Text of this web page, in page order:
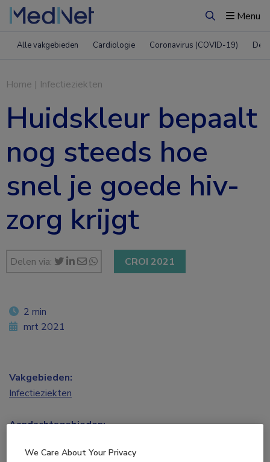
ZoekenMenu
Alle vakgebieden Cardiologie Coronavirus (COVID-19)
Home | Infectieziekten
Huidskleur bepaalt
nog steeds hoe
snel je goede hiv-
zorg krijgt
Delen via: CROI 2021
2 min
mrt 2021
Vakgebieden:
Infectieziekten
Aandachtsgebieden:
We Care About Your Privacy